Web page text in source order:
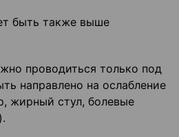
быть также выше
проводиться только под
направлено на ослабление
жирный стул, болевые